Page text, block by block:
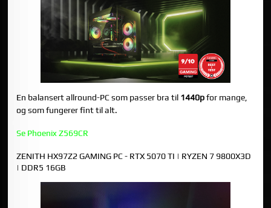
En balansert allround-PC som passer bra til 1440pfor mange,
og som fungerer fint til alt.
Se Phoenix Z569CR
ZENITH HX97Z2 GAMING PC - RTX 5070 TI | RYZEN 7 9800X3D
| DDR5 16GB